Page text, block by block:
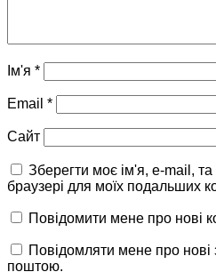
Ім'я *
Email *
Сайт
Зберегти моє ім'я, e-mail,
браузері для моїх подальших
Повідомити мене про нові
Повідомляти мене про
поштою.